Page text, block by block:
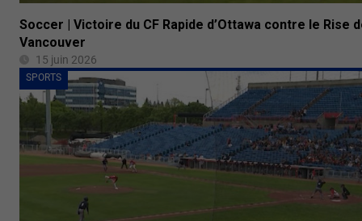
Soccer | Victoire du CF Rapide d’Ottawa contre le Rise
Vancouver
15 juin 2026
SPORTS